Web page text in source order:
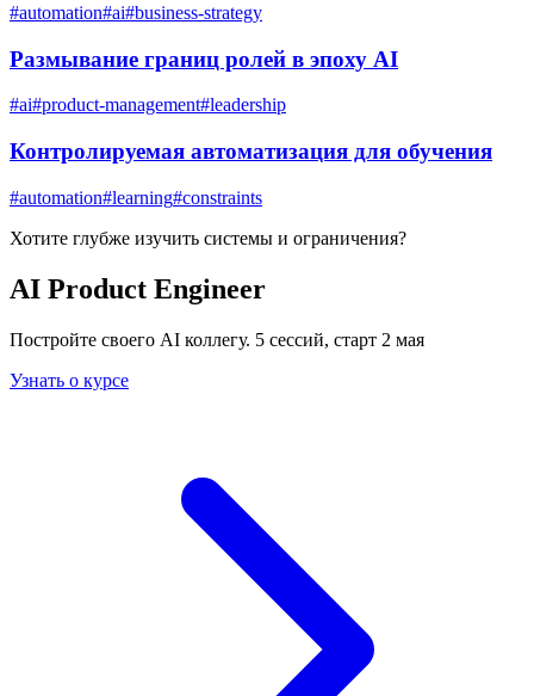
#automation#ai#business-strategy
Размывание границ ролей в эпоху AI
#ai#product-management#leadership
Контролируемая автоматизация для обучения
#automation#learning#constraints
Хотите глубже изучить системы и ограничения?
AI Product Engineer
Постройте своего AI коллегу. 5 сессий, старт 2 мая
Узнать о курсе